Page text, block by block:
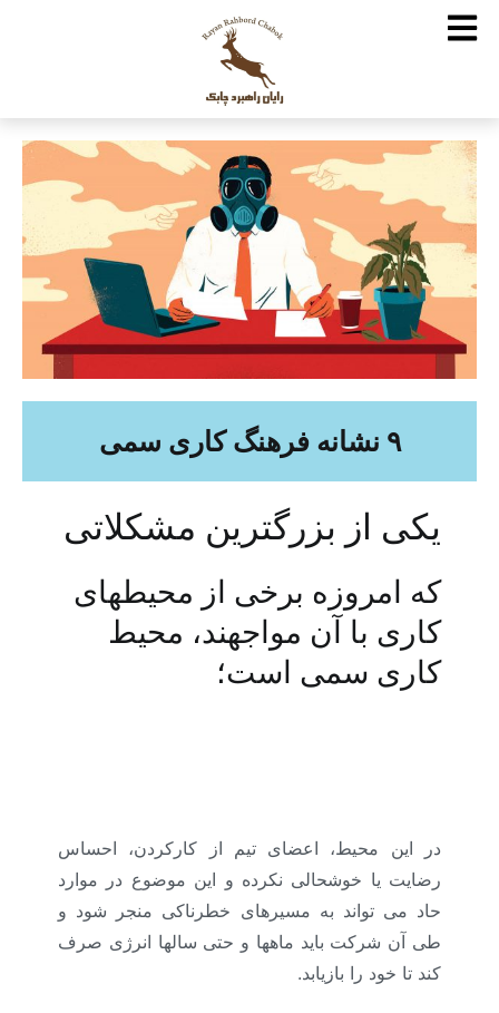
۹ نشانه فرهنگ کاری سمی
یکی از بزرگترین مشکلاتی
که امروزه برخی از محیطهای
کاری با آن مواجهند، محیط
کاری سمی است؛
در این محیط، اعضای تیم از کارکردن، احساس
رضایت یا خوشحالی نکرده و این موضوع در موارد
حاد می تواند به مسیرهای خطرناکی منجر شود و
طی آن شرکت باید ماهها و حتی سالها انرژی صرف
کند تا خود را بازیابد.